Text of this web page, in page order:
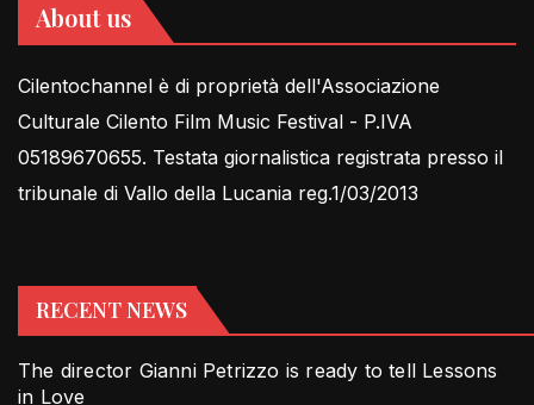
About us
Cilentochannel è di proprietà dell'Associazione
Culturale Cilento Film Music Festival - P.IVA
05189670655. Testata giornalistica registrata presso il
tribunale di Vallo della Lucania reg.1/03/2013
RECENT NEWS
The director Gianni Petrizzo is ready to tell Lessons
in Love